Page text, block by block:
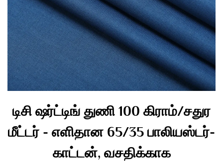
டிசி ஷர்ட்டிங் துணி 100 கிராம்/சதுர
மீட்டர் - எளிதான 65/35 பாலியஸ்டர்-
காட்டன், வசதிக்காக